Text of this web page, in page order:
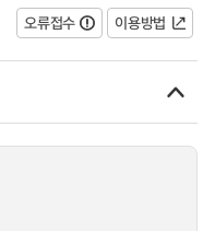
오류접수 이용방법